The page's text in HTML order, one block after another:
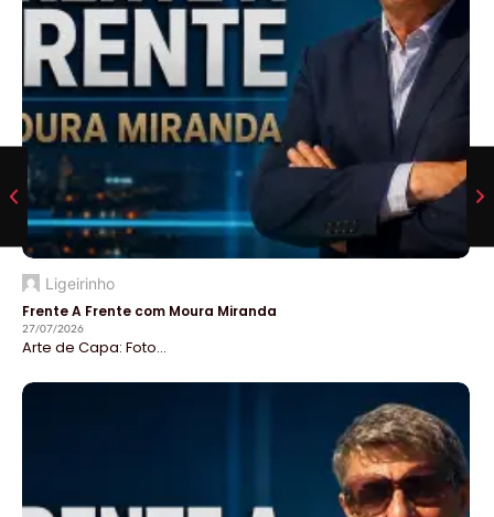
Ligeirinho
Frente A Frente com Moura Miranda
27/07/2026
Arte de Capa: Foto...